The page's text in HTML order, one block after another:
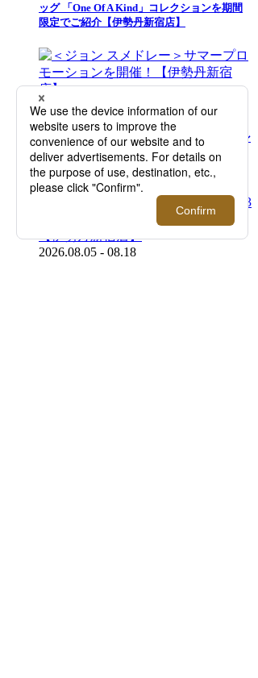
ッグ 「One Of A Kind」コレクションを期間
限定でご紹介【伊勢丹新宿店】
2026.08.05 - 08.18
＜ジョン スメドレー＞サマープロモーション
を開催！【伊勢丹新宿店】
2026.08.05 - 08.18